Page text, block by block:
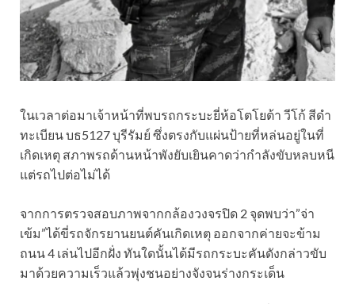
ในเวลาต่อมาเจ้าหน้าที่พบรถกระบะยี่ห้อโตโยต้า วีโก้ สีดำ
ทะเบียน บธ5127 บุรีรัมย์ ซึ่งตรงกับแผ่นป้ายที่หล่นอยู่ในที่
เกิดเหตุ สภาพรถด้านหน้าพังยับเยินคาดว่ากำลังขับหลบหนี
แต่รถไปต่อไม่ได้
จากการตรวจสอบภาพจากกล้องวงจรปิด 2 จุดพบว่า”จ่า
เข้ม”ได้ขี่รถจักรยานยนต์คันเกิดเหตุ ออกจากค่ายจะข้าม
ถนน 4 เล่นไปอีกฝั่ง ทันใดนั้นได้มีรถกระบะคันดังกล่าวขับ
มาด้วยความเร็วแล้วพุ่งชนอย่างจังจนร่างกระเด็น